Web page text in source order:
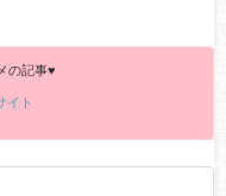
の記事♥
イト